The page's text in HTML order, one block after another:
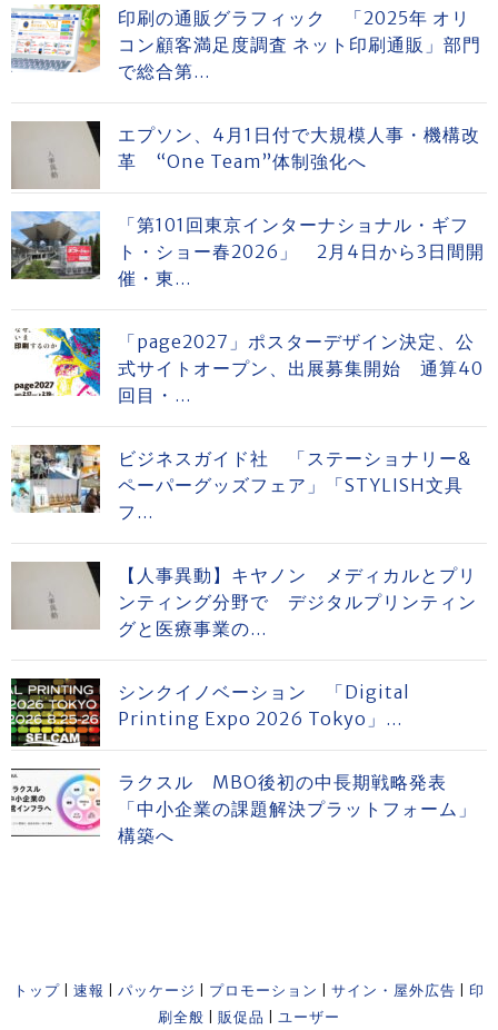
印刷の通販グラフィック 「2025年 オリ
コン顧客満足度調査 ネット印刷通販」部門
で総合第...
エプソン、4月1日付で大規模人事・機構改
革 “One Team”体制強化へ
「第101回東京インターナショナル・ギフ
ト・ショー春2026」 2月4日から3日間開
催・東...
「page2027」ポスターデザイン決定、公
式サイトオープン、出展募集開始 通算40
回目・...
ビジネスガイド社 「ステーショナリー&
ペーパーグッズフェア」「STYLISH文具
フ...
【人事異動】キヤノン メディカルとプリ
ンティング分野で デジタルプリンティン
グと医療事業の...
シンクイノベーション 「Digital
Printing Expo 2026 Tokyo」...
ラクスル MBO後初の中長期戦略発表
「中小企業の課題解決プラットフォーム」
構築へ
トップ 速報 パッケージ プロモーション サイン・屋外広告
印
刷全般
販促品 ユーザー